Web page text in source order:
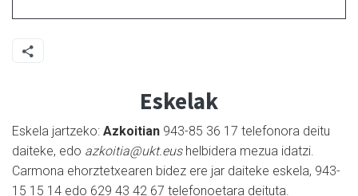
Eskelak
Eskela jartzeko: Azkoitian 943-85 36 17 telefonora deitu
daiteke, edo azkoitia@ukt.eushelbidera mezua idatzi.
Carmona ehorztetxearen bidez ere jar daiteke eskela, 943-
15 15 14 edo 629 43 42 67 telefonoetara deituta.